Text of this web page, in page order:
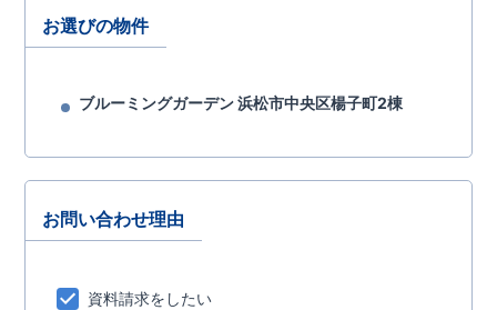
お選びの物件
ブルーミングガーデン 浜松市中央区楊子町2棟
お問い合わせ理由
資料請求をしたい